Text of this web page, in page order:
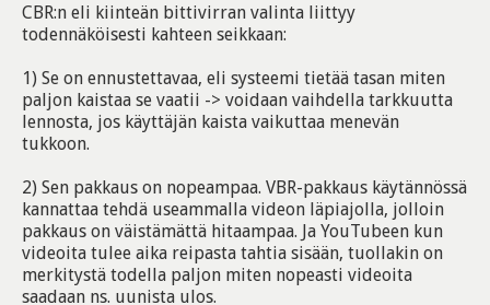
CBR:n eli kiinteän bittivirran valinta liittyy
todennäköisesti kahteen seikkaan:
1) Se on ennustettavaa, eli systeemi tietää tasan miten
paljon kaistaa se vaatii -> voidaan vaihdella tarkkuutta
lennosta, jos käyttäjän kaista vaikuttaa menevän
tukkoon.
2) Sen pakkaus on nopeampaa. VBR-pakkaus käytännössä
kannattaa tehdä useammalla videon läpiajolla, jolloin
pakkaus on väistämättä hitaampaa. Ja YouTubeen kun
videoita tulee aika reipasta tahtia sisään, tuollakin on
merkitystä todella paljon miten nopeasti videoita
saadaan ns. uunista ulos.